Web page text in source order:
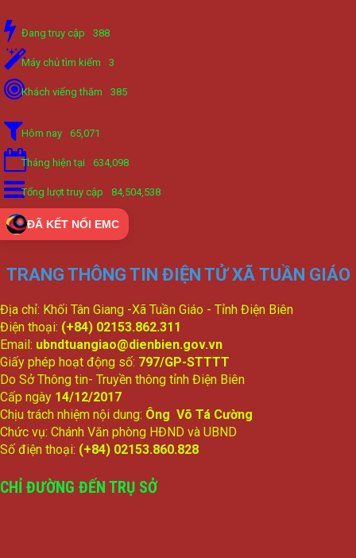
Đang truy cập 388
Máy chủ tìm kiếm 3
Khách viếng thăm 385
Hôm nay 65,071
Tháng hiện tại 634,098
Tổng lượt truy cập 84,504,538
ĐÃ KẾT NỐI EMC
TRANG THÔNG TIN ĐIỆN TỬ XÃ TUẦN GIÁO
Địa chỉ: Khối Tân Giang -Xã Tuần Giáo - Tỉnh Điện Biên
Điện thoại: (+84) 02153.862.311
Email: ubndtuangiao@dienbien.gov.vn
Giấy phép hoạt động số: 797/GP-STTTT
Do Sở Thông tin- Truyền thông tỉnh Điện Biên
Cấp ngày 14/12/2017
Chịu trách nhiệm nội dung: Ông Võ Tá Cường
Chức vụ: Chánh Văn phòng HĐND và UBND
Số điện thoại: (+84) 02153.860.828
CHỈ ĐƯỜNG ĐẾN TRỤ SỞ